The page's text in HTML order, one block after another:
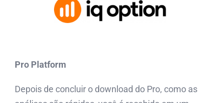
Pro Platform
Depois de concluir o download do Pro, como as